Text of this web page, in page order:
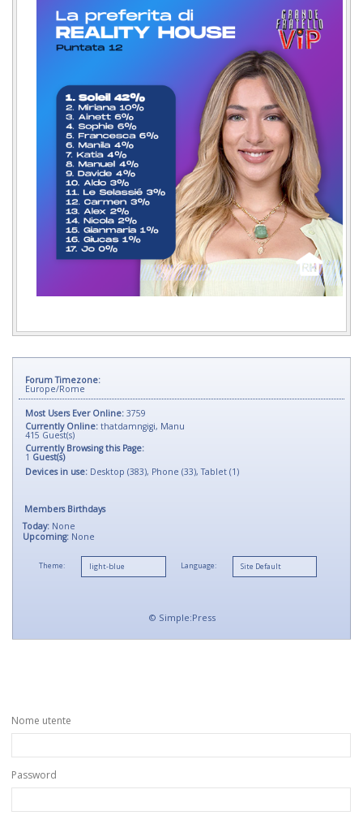
Forum Timezone:
Europe/Rome
Most Users Ever Online: 3759
Currently Online: thatdamngigi, Manu
415 Guest(s)
Currently Browsing this Page:
1 Guest(s)
Devices in use: Desktop (383), Phone (33), Tablet (1)
Members Birthdays
Today: None
Upcoming: None
Theme: Language:
© Simple:Press
Nome utente
Password